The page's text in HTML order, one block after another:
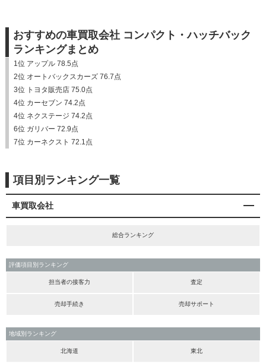
おすすめの車買取会社 コンパクト・ハッチバック
ランキングまとめ
1位 アップル 78.5点
2位 オートバックスカーズ 76.7点
3位 トヨタ販売店 75.0点
4位 カーセブン 74.2点
4位 ネクステージ 74.2点
6位 ガリバー 72.9点
7位 カーネクスト 72.1点
項目別ランキング一覧
車買取会社
総合ランキング
評価項目別ランキング
担当者の接客力 査定
売却手続き 売却サポート
地域別ランキング
北海道 東北